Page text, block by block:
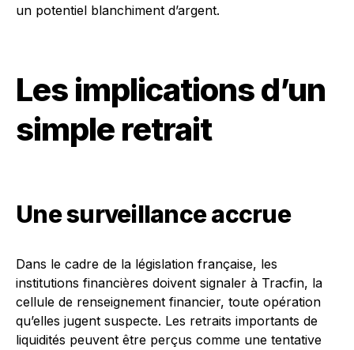
un potentiel blanchiment d’argent.
Les implications d’un
simple retrait
Une surveillance accrue
Dans le cadre de la législation française, les
institutions financières doivent signaler à Tracfin, la
cellule de renseignement financier, toute opération
qu’elles jugent suspecte. Les retraits importants de
liquidités peuvent être perçus comme une tentative